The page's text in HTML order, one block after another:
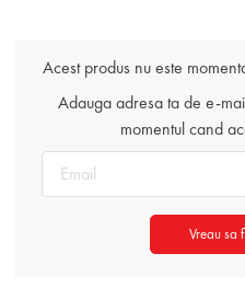
Acest produs nu este
Adauga adresa ta de e-
momentul cand
Vreau sa